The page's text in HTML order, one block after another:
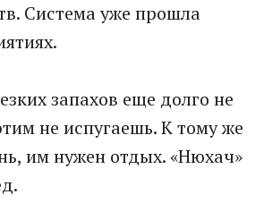
Система уже прошла
запахов еще долго не
не испугаешь. К тому же
им нужен отдых. «Нюхач»